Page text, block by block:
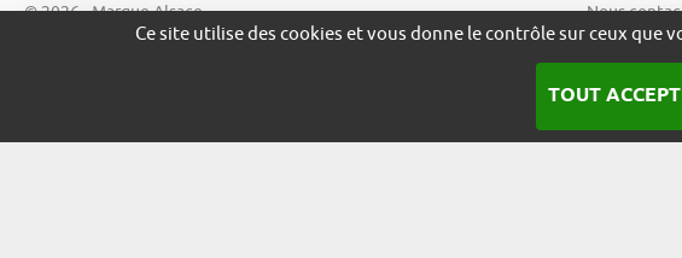
© 2026 - Marque Alsace Nous
Ce site utilise des cookies et vous donne le contrôle sur ceux que
TOUT